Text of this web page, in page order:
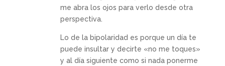
me abra los ojos para verlo desde otra
perspectiva.
Lo de la bipolaridad es porque un día te
puede insultar y decirte «no me toques»
y al día siguiente como si nada ponerme